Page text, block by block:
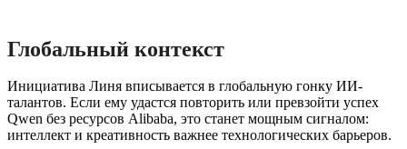
Глобальный контекст
Инициатива Линя вписывается в глобальную гонку ИИ-
талантов. Если ему удастся повторить или превзойти успех
Qwen без ресурсов Alibaba, это станет мощным сигналом:
интеллект и креативность важнее технологических барьеров.